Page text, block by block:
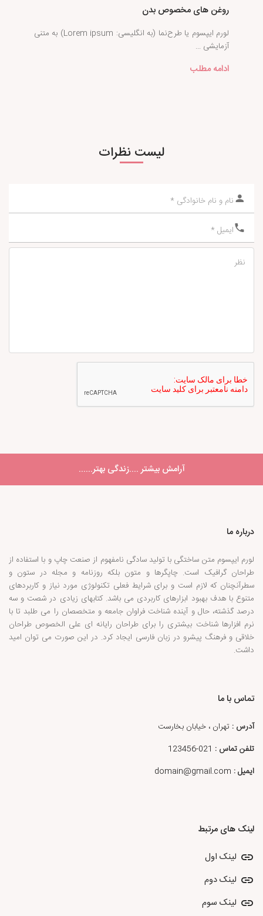
روغن های مخصوص بدن
لورم ایپسوم یا طرح‌نما (به انگلیسی: Lorem ipsum) به متنی
آزمایشی ...
ادامه مطلب
لیست نظرات
نام و نام خانوادگی *
ایمیل *
نظر
آرامش بیشتر ....زندگی بهتر......
درباره ما
لورم ایپسوم متن ساختگی با تولید سادگی نامفهوم از صنعت چاپ و با استفاده از
طراحان گرافیک است. چاپگرها و متون بلکه روزنامه و مجله در ستون و
سطرآنچنان که لازم است و برای شرایط فعلی تکنولوژی مورد نیاز و کاربردهای
متنوع با هدف بهبود ابزارهای کاربردی می باشد. کتابهای زیادی در شصت و سه
درصد گذشته، حال و آینده شناخت فراوان جامعه و متخصصان را می طلبد تا با
نرم افزارها شناخت بیشتری را برای طراحان رایانه ای علی الخصوص طراحان
خلاقی و فرهنگ پیشرو در زبان فارسی ایجاد کرد. در این صورت می توان امید
داشت.
تماس با ما
آدرس : تهران ، خیابان بخارست
تلفن تماس : 021-123456
ایمیل : domain@gmail.com
لینک های مرتبط
لینک اول
لینک دوم
لینک سوم